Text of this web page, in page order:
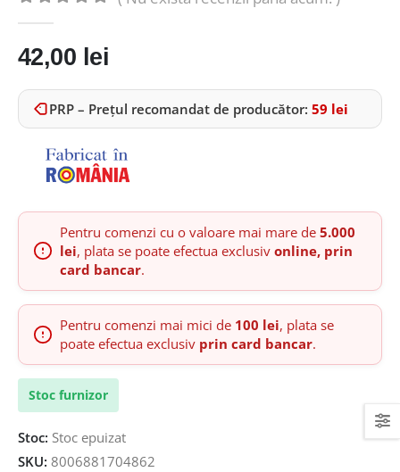
42,00 lei
PRP – Prețul recomandat de producător: 59 lei
Pentru comenzi cu o valoare mai mare de 5.000
lei, plata se poate efectua exclusiv online, prin
card bancar.
Pentru comenzi mai mici de 100 lei, plata se
poate efectua exclusiv prin card bancar.
Stoc furnizor
Stoc: Stoc epuizat
SKU: 8006881704862